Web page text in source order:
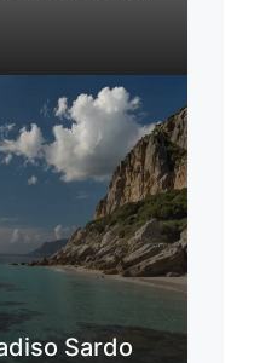
Sardo